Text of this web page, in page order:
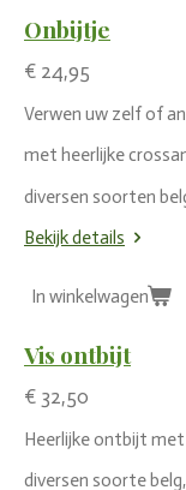
Onbijtje
€ 24,95
Verwen uw zelf of
met heerlijke
diversen soorten
Bekijk details
In winkelwagen
Vis ontbijt
€ 32,50
Heerlijke ontbijt
diversen soorte